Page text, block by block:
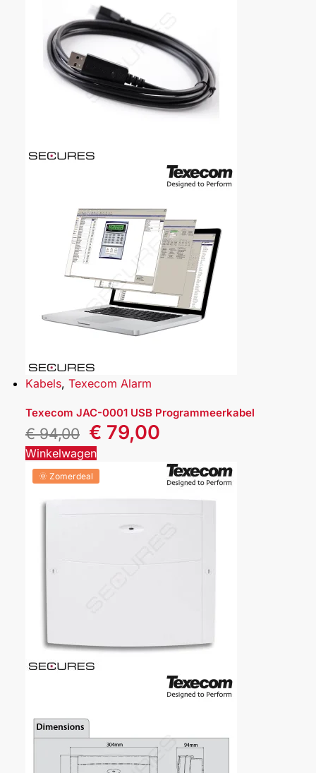
Kabels, Texecom Alarm
Texecom JAC-0001 USB Programmeerkabel
€94,00 € 79,00
Winkelwagen
🌞 Zomerdeal